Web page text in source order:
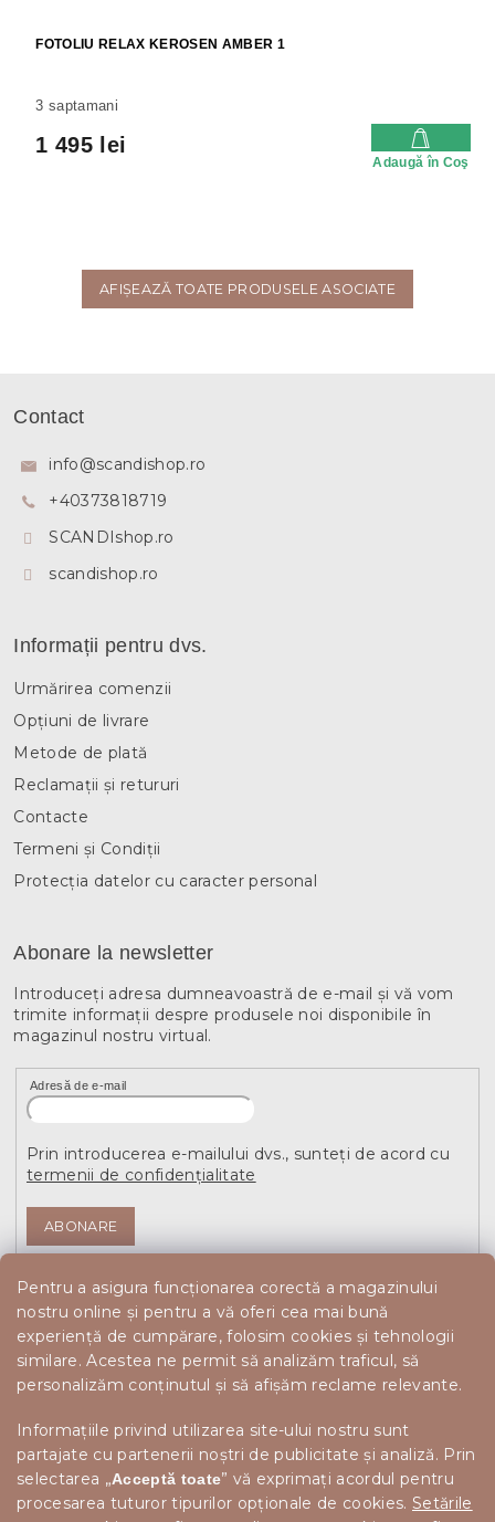
Pentru a asigura funcționarea corectă a magazinului
nostru online și pentru a vă oferi cea mai bună
experiență de cumpărare, folosim cookies și tehnologii
similare. Acestea ne permit să analizăm traficul, să
personalizăm conținutul și să afișăm reclame relevante.
Informațiile privind utilizarea site-ului nostru sunt
partajate cu partenerii noștri de publicitate și analiză. Prin
selectarea „Acceptă toate” vă exprimați acordul pentru
procesarea tuturor tipurilor opționale de cookies. Setările
FOTOLIU RELAX KEROSEN AMBER 1
3 saptamani
1 495 lei
Adaugă în Coş
AFIŞEAZĂ TOATE PRODUSELE ASOCIATE
Contact
info@scandishop.ro
+40373818719
SCANDIshop.ro
scandishop.ro
Informații pentru dvs.
Urmărirea comenzii
Opțiuni de livrare
Metode de plată
Reclamații și retururi
Contacte
Termeni și Condiții
Protecția datelor cu caracter personal
Abonare la newsletter
Introduceţi adresa dumneavoastră de e-mail şi vă vom
trimite informaţii despre produsele noi disponibile în
magazinul nostru virtual.
Adresă de e-mail
Prin introducerea e-mailului dvs., sunteți de acord cu
termenii de confidențialitate
ABONARE